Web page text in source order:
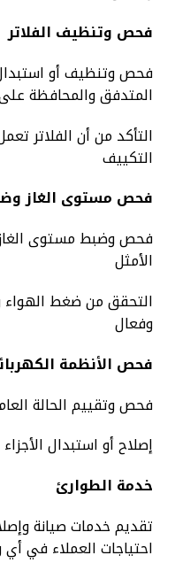
فحص وتنظيف الفلاتر
فحص وتنظيف أو
المتدفق والمحافظة على
التأكد من أن الفلاتر
التكييف
فحص مستوى الغاز
فحص وضبط مستوى الغاز
الأمثل
التحقق من ضغط
وفعال
فحص الأنظمة
فحص وتقييم الحالة
إصلاح أو استبدال
خدمة الطوارئ
تقديم خدمات صيانة
احتياجات العملاء في